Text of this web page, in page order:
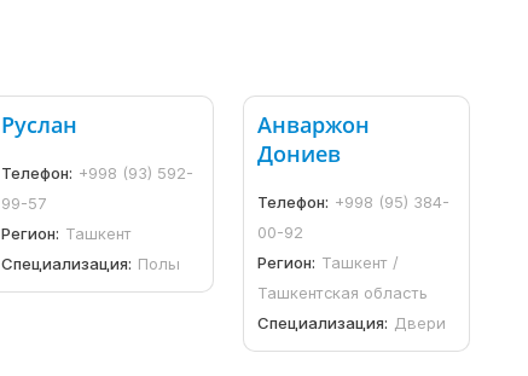
Руслан
Телефон: +998 (93) 592-
99-57
Регион: Ташкент
Специализация: Полы
Анваржон
Дониев
Телефон: +998 (95) 384-
00-92
Регион: Ташкент /
Ташкентская область
Специализация: Двери